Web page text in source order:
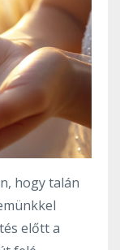
hogy talán
előtt a